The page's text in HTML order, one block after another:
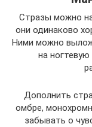
Стразы можно
они одинаково
Ними можно
на ногтевую
Дополнить
омбре,
забывать о